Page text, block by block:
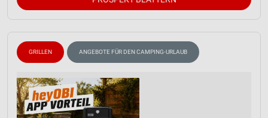
GRILLEN ANGEBOTE FÜR DEN CAMPING-URLAUB